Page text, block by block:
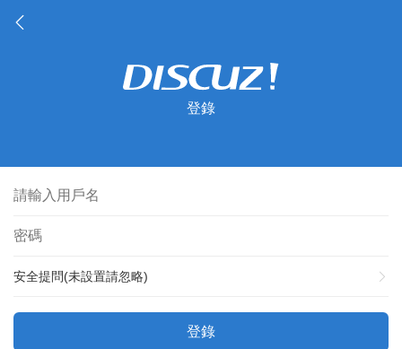
登錄
安全提問(未設置請忽略)
登錄